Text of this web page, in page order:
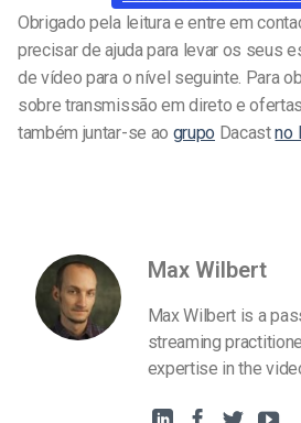
Obrigado pela leitura e entre em
precisar de ajuda para levar os seus
de vídeo para o nível seguinte. Para
sobre transmissão em direto e
também juntar-se ao grupo Dacastno
Max Wilbert
Max Wilbert is a
streaming
expertise in the